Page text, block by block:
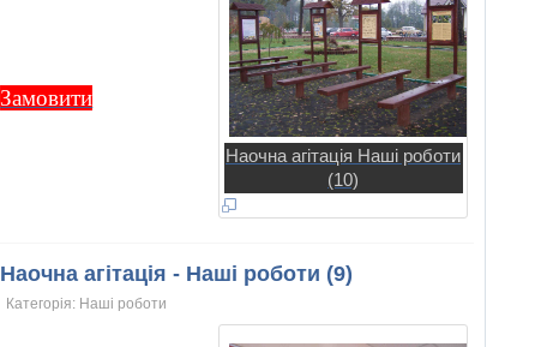
Наочна агітація Наші роботи
(10)
Замовити
Наочна агітація - Наші роботи (9)
Категорія: Нашi роботи